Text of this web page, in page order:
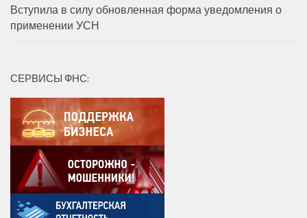
Вступила в силу обновленная форма уведомления о
применении УСН
СЕРВИСЫ ФНС: